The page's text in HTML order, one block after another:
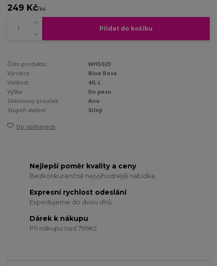
249 Kč/ks
Přidat do košíku
Číslo produktu:
WH5023
Výrobce:
Blue Rose
Velikost:
40, L
Výška:
Do pasu
Silikonový proužek:
Ano
Stupeň stažení:
Silný
Do oblíbených
Nejlepší poměr kvality a ceny
Bezkonkurenčně nejvýhodnější nabídka
Expresní rychlost odeslání
Expedujeme do dvou dnů
Dárek k nákupu
Při nákupu nad 799Kč